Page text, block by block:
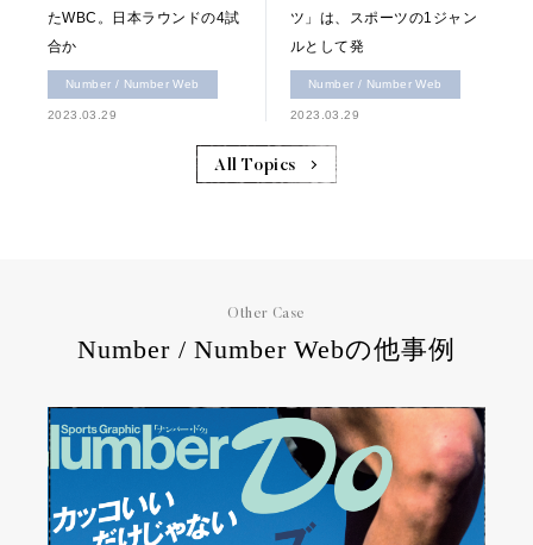
たWBC。日本ラウンドの4試
合か
Number / Number Web
2023.03.29
ツ」は、スポーツの1ジャン
ルとして発
Number / Number Web
2023.03.29
All Topics
Other Case
Number / Number Webの他事例